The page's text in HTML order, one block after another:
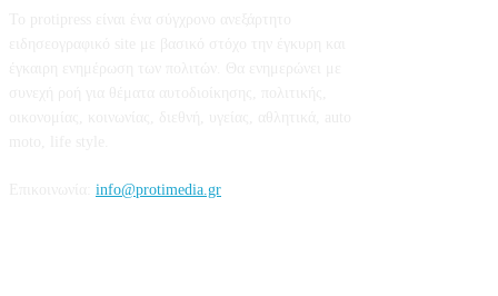
info@protimedia.gr